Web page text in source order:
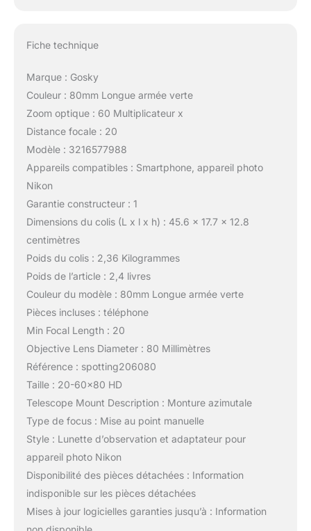
Fiche technique
Marque : Gosky
Couleur : 80mm Longue armée verte
Zoom optique : 60 Multiplicateur x
Distance focale : 20
Modèle : 3216577988
Appareils compatibles : Smartphone, appareil photo
Nikon
Garantie constructeur : 1
Dimensions du colis (L x l x h) : 45.6 x 17.7 x 12.8
centimètres
Poids du colis : 2,36 Kilogrammes
Poids de l’article : 2,4 livres
Couleur du modèle : 80mm Longue armée verte
Pièces incluses : téléphone
Min Focal Length : 20
Objective Lens Diameter : 80 Millimètres
Référence : spotting206080
Taille : 20-60×80 HD
Telescope Mount Description : Monture azimutale
Type de focus : Mise au point manuelle
Style : Lunette d’observation et adaptateur pour
appareil photo Nikon
Disponibilité des pièces détachées : Information
indisponible sur les pièces détachées
Mises à jour logicielles garanties jusqu’à : Information